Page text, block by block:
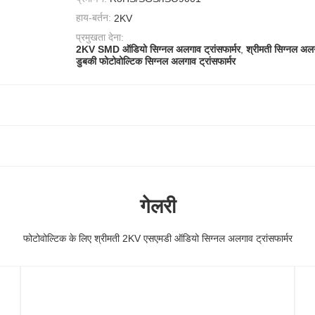
हाय-बर्तन: 2KV
प्रमुखता देना:
2KV SMD ऑडियो सिग्नल अलगाव ट्रांसफार्मर,श्रीमती सिग्नल
डुबकी फोटोवोल्टिक सिग्नल अलगाव ट्रांसफार्मर
गेलरी
फोटोवोल्टिक के लिए श्रीमती 2KV एसएमडी ऑडियो सिग्नल अलगाव ट्रांसफार्मर